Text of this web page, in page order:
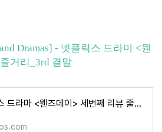
Dramas] - 넷플릭스 드라마 <웬
거리_3rd 결말
넷플릭스 드라마 <웬즈데이> 세번째 리뷰 줄거리_3rd 결말